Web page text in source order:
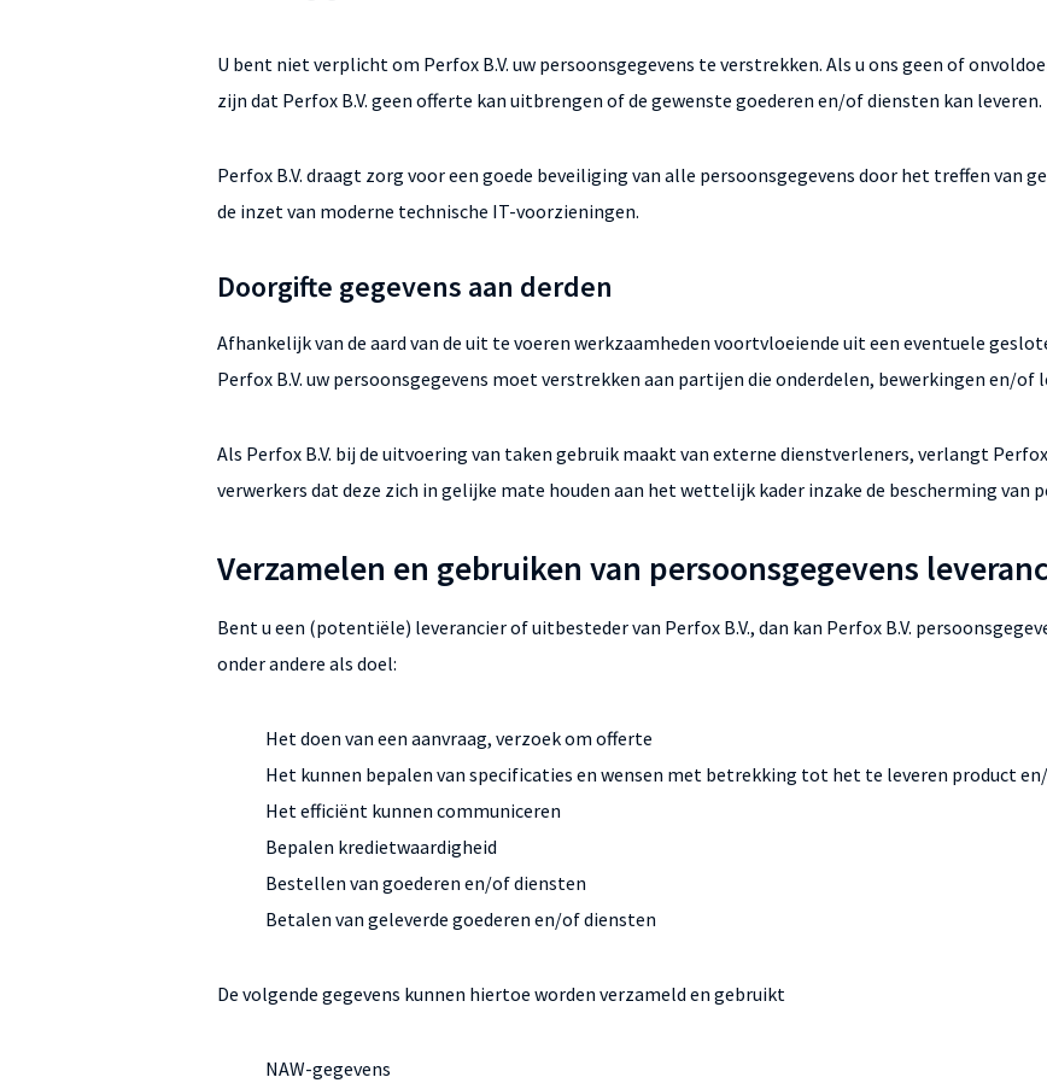
U bent niet verplicht om Perfox B.V. uw persoonsgegevens te verstrekken. Als u ons geen of
zijn dat Perfox B.V. geen offerte kan uitbrengen of de gewenste goederen en/of diensten kan leveren.
Perfox B.V. draagt zorg voor een goede beveiliging van alle persoonsgegevens door het treffen van
de inzet van moderne technische IT-voorzieningen.
Doorgifte gegevens aan derden
Afhankelijk van de aard van de uit te voeren werkzaamheden voortvloeiende uit een eventuele
Perfox B.V. uw persoonsgegevens moet verstrekken aan partijen die onderdelen, bewerkingen en/
Als Perfox B.V. bij de uitvoering van taken gebruik maakt van externe dienstverleners, verlangt
verwerkers dat deze zich in gelijke mate houden aan het wettelijk kader inzake de bescherming van
Verzamelen en gebruiken van persoonsgegevens
Bent u een (potentiële) leverancier of uitbesteder van Perfox B.V., dan kan Perfox B.V.
onder andere als doel:
Het doen van een aanvraag, verzoek om offerte
Het kunnen bepalen van specificaties en wensen met betrekking tot het te leveren product
Het efficiënt kunnen communiceren
Bepalen kredietwaardigheid
Bestellen van goederen en/of diensten
Betalen van geleverde goederen en/of diensten
De volgende gegevens kunnen hiertoe worden verzameld en gebruikt
NAW-gegevens